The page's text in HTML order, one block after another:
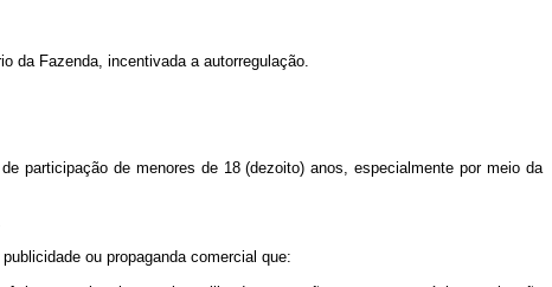
da Fazenda, incentivada a autorregulação.
participação de menores de 18 (dezoito) anos, especialmente por meio da
ou propaganda comercial que: